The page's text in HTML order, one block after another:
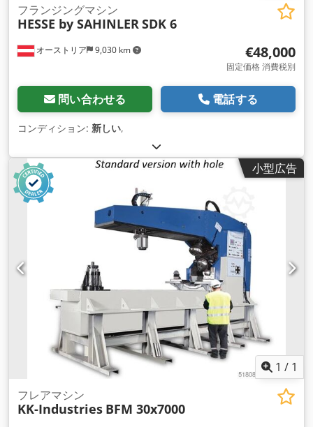
オーストリア 9,030 km
フランジングマシン
HESSE by SAHINLER SDK 6
€48,000
固定価格 消費税別
問い合わせる 電話する
コンディション: 新しい,
小型広告
1 / 1
フレアマシン
KK-Industries BFM 30x7000